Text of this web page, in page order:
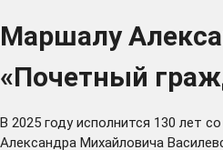
Маршалу
«Почетный
В 2025 году исполнится 130 лет
Александра Михайловича